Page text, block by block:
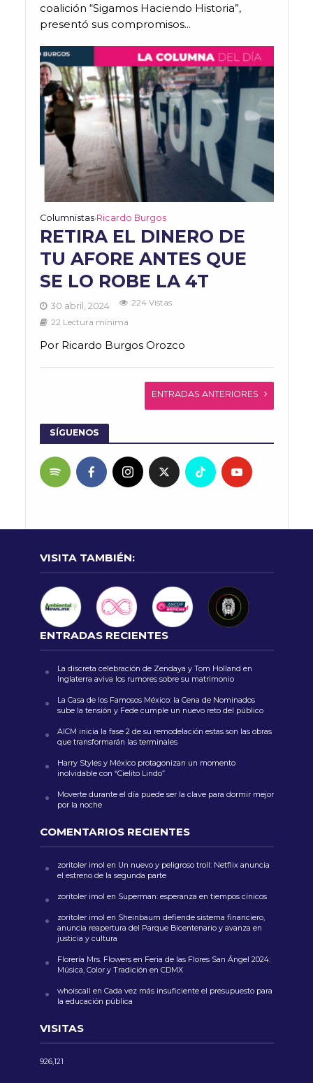
coalición “Sigamos Haciendo Historia”,
presentó sus compromisos...
Columnistas•Ricardo Burgos
RETIRA EL DINERO DE
TU AFORE ANTES QUE
SE LO ROBE LA 4T
30 abril, 2024
224 Vistas
22 Lectura mínima
Por Ricardo Burgos Orozco
ENTRADAS ANTERIORES
SÍGUENOS
VISITA TAMBIÉN:
ENTRADAS RECIENTES
La discreta celebración de Zendaya y Tom Holland en
Inglaterra aviva los rumores sobre su matrimonio
La Casa de los Famosos México: la Cena de Nominados
sube la tensión y Fede cumple un nuevo reto del público
AICM inicia la fase 2 de su remodelación estas son las obras
que transformarán las terminales
Harry Styles y México protagonizan un momento
inolvidable con “Cielito Lindo”
Moverte durante el día puede ser la clave para dormir mejor
por la noche
COMENTARIOS RECIENTES
zoritoler imol en Un nuevo y peligroso troll: Netflix anuncia
el estreno de la segunda parte
zoritoler imol en Superman: esperanza en tiempos cínicos
zoritoler imol en Sheinbaum defiende sistema financiero,
anuncia reapertura del Parque Bicentenario y avanza en
justicia y cultura
Florería Mrs. Flowersen Feria de las Flores San Ángel 2024:
Música, Color y Tradición en CDMX
whoiscall en Cada vez más insuficiente el presupuesto para
la educación pública
VISITAS
926,121